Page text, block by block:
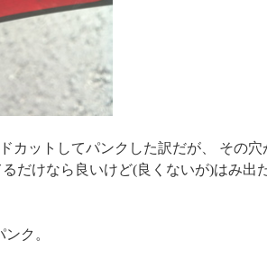
カットしてパンクした訳だが、 その
だけなら良いけど(良くないが)はみ
ク。